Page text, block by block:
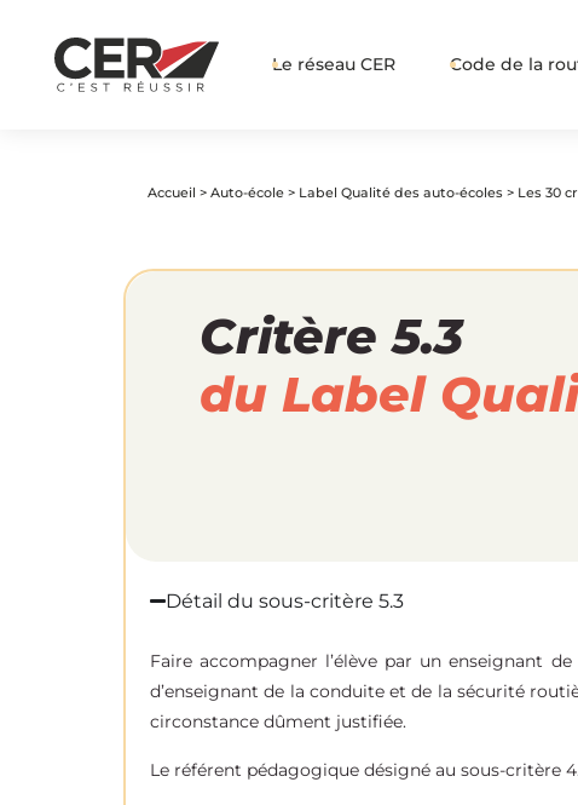
Le réseau CER Code de la
Accueil > Auto-école > Label Qualité des auto-écoles > Les 30
Critère 5.3
du Label
Détail du sous-critère 5.3
Faire accompagner l’élève par un enseignant
d’enseignant de la conduite et de la sécurité
circonstance dûment justifiée.
Le référent pédagogique désigné au sous-critère